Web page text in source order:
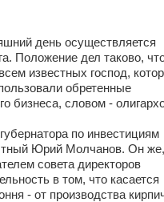
день осуществляется
Положение дел таково,
известных господ,
обретенные
бизнеса, словом -
по инвестициям
Юрий Молчанов. Он же,
совета директоров
в том, что касается
- от производства